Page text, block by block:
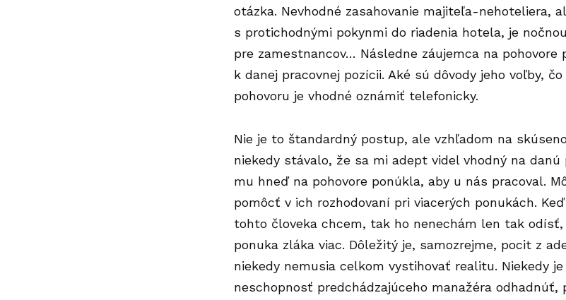
otázka. Nevhodné zasahovanie majiteľa-nehoteliera,
s protichodnými pokynmi do riadenia hotela, je
pre zamestnancov… Následne záujemca na pohovore
k danej pracovnej pozícii. Aké sú dôvody jeho voľby,
pohovoru je vhodné oznámiť telefonicky.
Nie je to štandardný postup, ale vzhľadom na
niekedy stávalo, že sa mi adept videl vhodný na
mu hneď na pohovore ponúkla, aby u nás pracoval.
pomôcť v ich rozhodovaní pri viacerých ponukách.
tohto človeka chcem, tak ho nenechám len tak
ponuka zláka viac. Dôležitý je, samozrejme, pocit z
niekedy nemusia celkom vystihovať realitu. Niekedy
neschopnosť predchádzajúceho manažéra odhadnúť,